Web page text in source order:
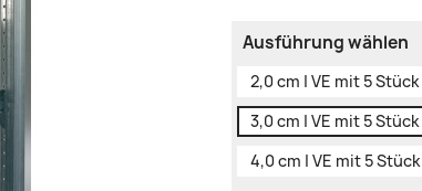
Ausführung wählen
2,0 cm | VE mit 5 Stück
3,0 cm | VE mit 5 Stück
4,0 cm | VE mit 5 Stück